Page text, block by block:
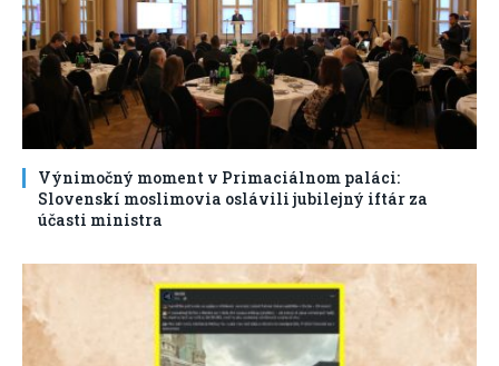
Výnimočný moment v Primaciálnom paláci:
Slovenskí moslimovia oslávili jubilejný iftár za
účasti ministra